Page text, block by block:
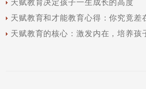
天赋教育决定孩子一生成长的高度
天赋教育和才能教育心得：你究竟差
天赋教育的核心：激发内在，培养孩